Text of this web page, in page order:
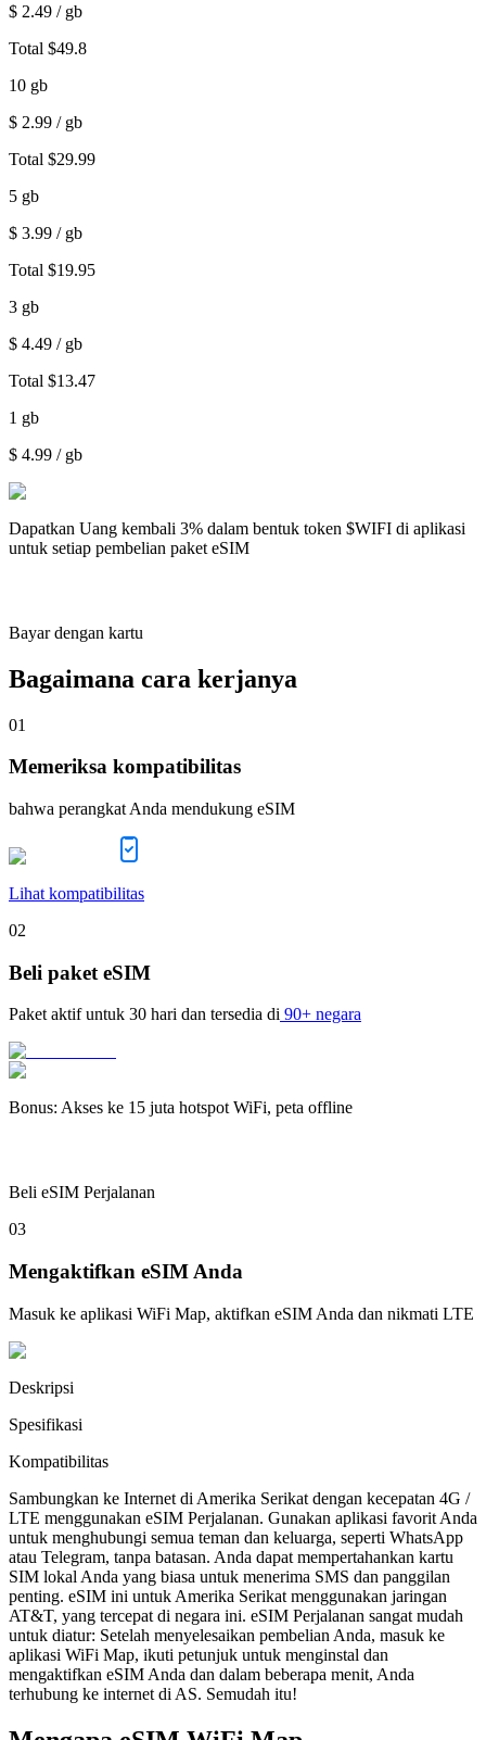
$ 2.49 / gb
Total $49.8
10 gb
$ 2.99 / gb
Total $29.99
5 gb
$ 3.99 / gb
Total $19.95
3 gb
$ 4.49 / gb
Total $13.47
1 gb
$ 4.99 / gb
Dapatkan Uang kembali 3% dalam bentuk token $WIFI di aplikasi
untuk setiap pembelian paket eSIM
Bayar dengan kartu
Bagaimana cara kerjanya
01
Memeriksa kompatibilitas
bahwa perangkat Anda mendukung eSIM
Lihat kompatibilitas
02
Beli paket eSIM
Paket aktif untuk 30 hari dan tersedia di 90+ negara
Bonus: Akses ke 15 juta hotspot WiFi, peta offline
Beli eSIM Perjalanan
03
Mengaktifkan eSIM Anda
Masuk ke aplikasi WiFi Map, aktifkan eSIM Anda dan nikmati LTE
Deskripsi
Spesifikasi
Kompatibilitas
Sambungkan ke Internet di Amerika Serikat dengan kecepatan 4G /
LTE menggunakan eSIM Perjalanan. Gunakan aplikasi favorit Anda
untuk menghubungi semua teman dan keluarga, seperti WhatsApp
atau Telegram, tanpa batasan. Anda dapat mempertahankan kartu
SIM lokal Anda yang biasa untuk menerima SMS dan panggilan
penting. eSIM ini untuk Amerika Serikat menggunakan jaringan
AT&T, yang tercepat di negara ini. eSIM Perjalanan sangat mudah
untuk diatur: Setelah menyelesaikan pembelian Anda, masuk ke
aplikasi WiFi Map, ikuti petunjuk untuk menginstal dan
mengaktifkan eSIM Anda dan dalam beberapa menit, Anda
terhubung ke internet di AS. Semudah itu!